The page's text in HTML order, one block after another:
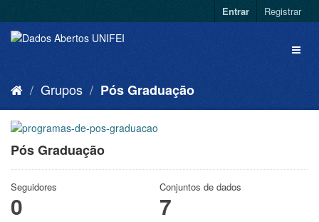
Entrar Registrar
Grupos Pós Graduação
Pós Graduação
Seguidores
0
Conjuntos de dados
7